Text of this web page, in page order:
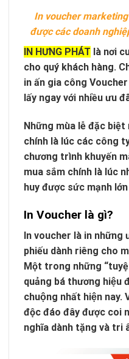
In voucher
được các doanh
IN HƯNG PHÁT là nơi
cho quý khách hàng.
in ấn gia công
lấy ngay với nhiều ưu
Những mùa lễ đặc
chính là lúc các công
chương trình khuyến
mua sắm chính là lúc
huy được sức mạnh
In Voucher là gì?
In voucher là in những
phiếu dành riêng cho
Một trong những
quảng bá thương hiệu
chuộng nhất hiện nay.
độc đáo đây được coi
nghĩa dành tặng và tri